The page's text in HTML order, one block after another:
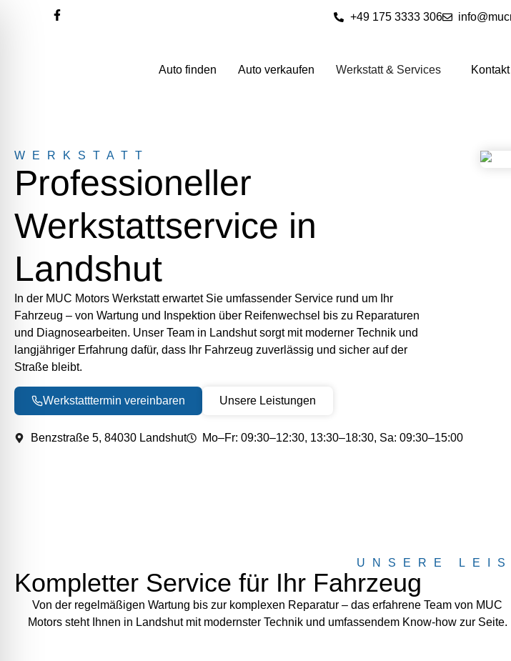
+49 175 3333 306
Auto finden Auto verkaufen Werkstatt & Services Kontakt
WERKSTATT
Professioneller
Werkstattservice in
Landshut
In der MUC Motors Werkstatt erwartet Sie umfassender Service rund um Ihr
Fahrzeug – von Wartung und Inspektion über Reifenwechsel bis zu Reparaturen
und Diagnosearbeiten. Unser Team in Landshut sorgt mit moderner Technik und
langjähriger Erfahrung dafür, dass Ihr Fahrzeug zuverlässig und sicher auf der
Straße bleibt.
Werkstatttermin vereinbaren Unsere Leistungen
Benzstraße 5, 84030 Landshut Mo–Fr: 09:30–12:30, 13:30–18:30, Sa: 09:30–15:00
UNSERE
Kompletter Service für Ihr Fahrzeug
Von der regelmäßigen Wartung bis zur komplexen Reparatur – das erfahrene Team von MUC
Motors steht Ihnen in Landshut mit modernster Technik und umfassendem Know-how zur Seite.